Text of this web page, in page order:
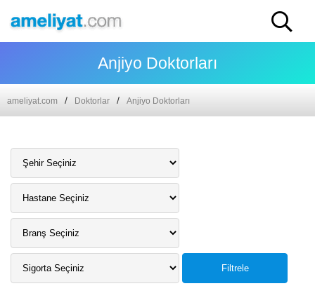
Anjiyo Doktorları
ameliyat.com Doktorlar Anjiyo Doktorları
Filtrele